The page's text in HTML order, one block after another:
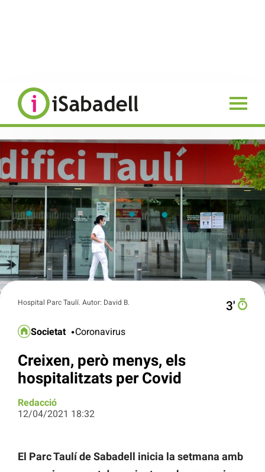
Hospital Parc Taulí. Autor: David B. 3′
Societat Coronavirus
Creixen, però menys, els
hospitalitzats per Covid
Redacció
12/04/2021 18:32
El Parc Taulí de Sabadell inicia la setmana amb